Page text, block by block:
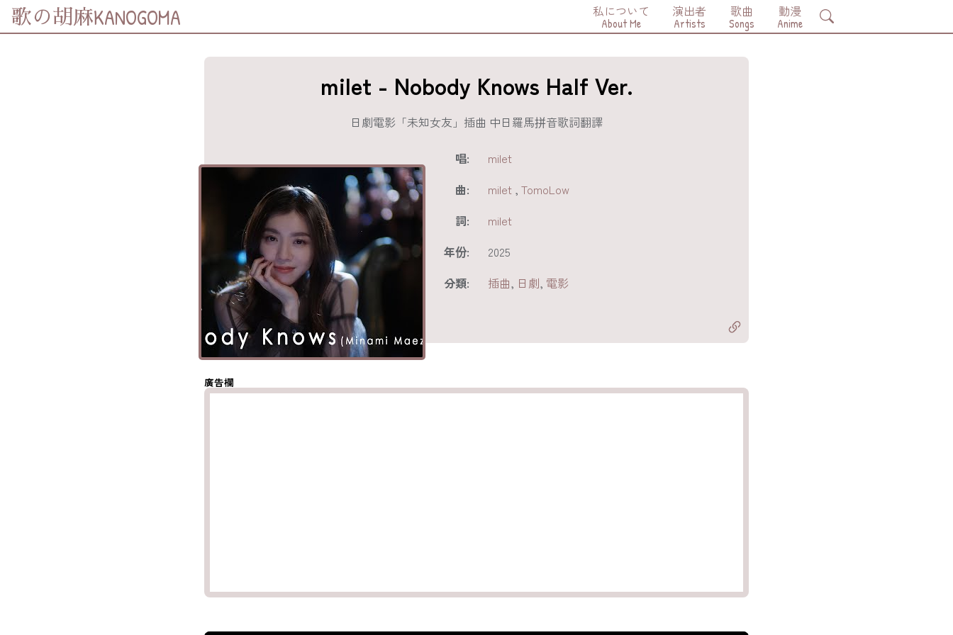
歌の胡麻KANOGOMA 私について
About Me
演出者
Artists
歌曲
Songs
動漫
Anime
Search
milet - Nobody Knows Half Ver.
日劇電影「未知女友」插曲 中日羅馬拼音歌詞翻譯
唱:
milet
曲:
milet , TomoLow
詞:
milet
年份:
2025
分類:
插曲, 日劇, 電影
分享至
Facebook
分享至 X
(Twitter)
分享至
Whatsapp
複製鏈結
廣告欄